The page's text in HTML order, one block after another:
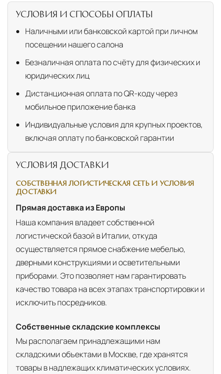
УСЛОВИЯ И СПОСОБЫ ОПЛАТЫ
Наличными или банковской картой при личном
посещении нашего салона
Безналичная оплата по счёту для физических и
юридических лиц
Дистанционная оплата по QR-коду через
мобильное приложение банка
Индивидуальные условия для крупных проектов,
включая оплату по банковской гарантии
УСЛОВИЯ ДОСТАВКИ
СОБСТВЕННАЯ ЛОГИСТИЧЕСКАЯ СЕТЬ И УСЛОВИЯ
ДОСТАВКИ
Прямая доставка из Европы
Наша компания владеет собственной
логистической базой в Италии, откуда
осуществляется прямое снабжение мебелью,
дверными конструкциями и осветительными
приборами. Это позволяет нам гарантировать
качество товара на всех этапах транспортировки и
исключить посредников.
Собственные складские комплексы
Мы располагаем принадлежащими нам
складскими объектами в Москве, где хранятся
товары в надлежащих климатических условиях.